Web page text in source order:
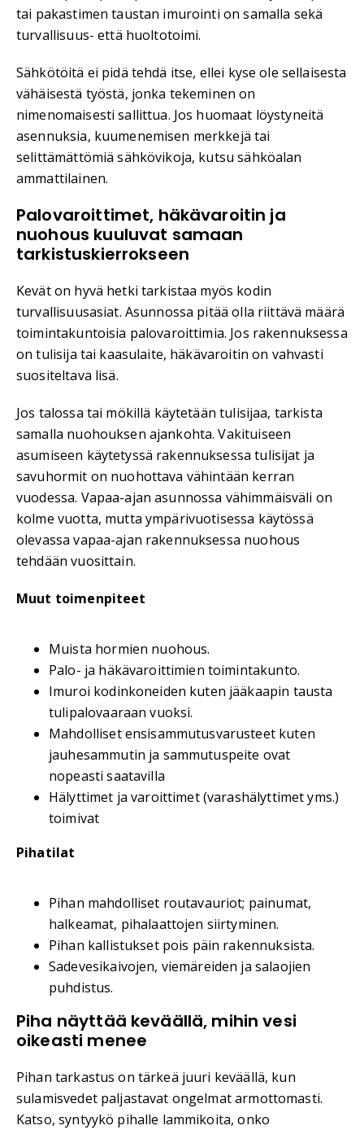
tai pakastimen taustan imurointi on samalla sekä
turvallisuus- että huoltotoimi.
Sähkötöitä ei pidä tehdä itse, ellei kyse ole sellaisesta
vähäisestä työstä, jonka tekeminen on
nimenomaisesti sallittua. Jos huomaat löystyneitä
asennuksia, kuumenemisen merkkejä tai
selittämättömiä sähkövikoja, kutsu sähköalan
ammattilainen.
Palovaroittimet, häkävaroitin ja
nuohous kuuluvat samaan
tarkistuskierrokseen
Kevät on hyvä hetki tarkistaa myös kodin
turvallisuusasiat. Asunnossa pitää olla riittävä määrä
toimintakuntoisia palovaroittimia. Jos rakennuksessa
on tulisija tai kaasulaite, häkävaroitin on vahvasti
suositeltava lisä.
Jos talossa tai mökillä käytetään tulisijaa, tarkista
samalla nuohouksen ajankohta. Vakituiseen
asumiseen käytetyssä rakennuksessa tulisijat ja
savuhormit on nuohottava vähintään kerran
vuodessa. Vapaa-ajan asunnossa vähimmäisväli on
kolme vuotta, mutta ympärivuotisessa käytössä
olevassa vapaa-ajan rakennuksessa nuohous
tehdään vuosittain.
Muut toimenpiteet
Muista hormien nuohous.
Palo- ja häkävaroittimien toimintakunto.
Imuroi kodinkoneiden kuten jääkaapin tausta
tulipalovaaraan vuoksi.
Mahdolliset ensisammutusvarusteet kuten
jauhesammutin ja sammutuspeite ovat
nopeasti saatavilla
Hälyttimet ja varoittimet (varashälyttimet yms.)
toimivat
Pihatilat
Pihan mahdolliset routavauriot; painumat,
halkeamat, pihalaattojen siirtyminen.
Pihan kallistukset pois päin rakennuksista.
Sadevesikaivojen, viemäreiden ja salaojien
puhdistus.
Piha näyttää keväällä, mihin vesi
oikeasti menee
Pihan tarkastus on tärkeä juuri keväällä, kun
sulamisvedet paljastavat ongelmat armottomasti.
Katso, syntyykö pihalle lammikoita, onko